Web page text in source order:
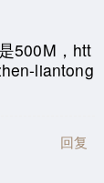
500M，htt
liantong
回复